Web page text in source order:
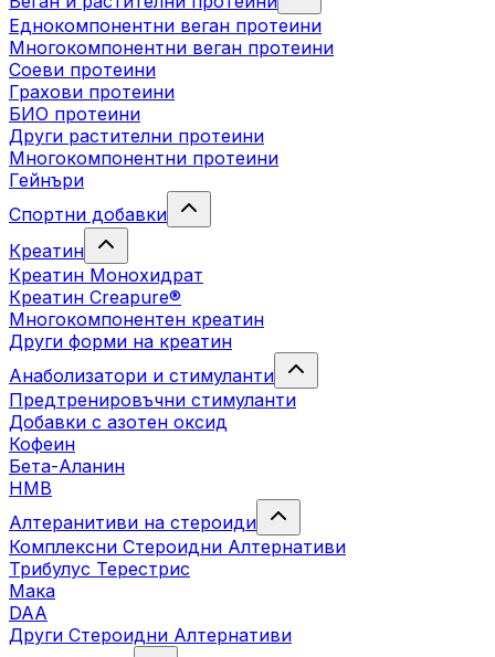
Еднокомпонентни веган протеини
Многокомпонентни веган протеини
Соеви протеини
Грахови протеини
БИО протеини
Други растителни протеини
Многокомпонентни протеини
Гейнъри
Спортни добавки
Креатин
Креатин Монохидрат
Креатин Creapure®
Многокомпонентен креатин
Други форми на креатин
Анаболизатори и стимуланти
Предтренировъчни стимуланти
Добавки с азотен оксид
Кофеин
Бета-Аланин
HMB
Алтеранитиви на стероиди
Комплексни Стероидни Алтернативи
Трибулус Терестрис
Maка
DAA
Други Стероидни Алтернативи